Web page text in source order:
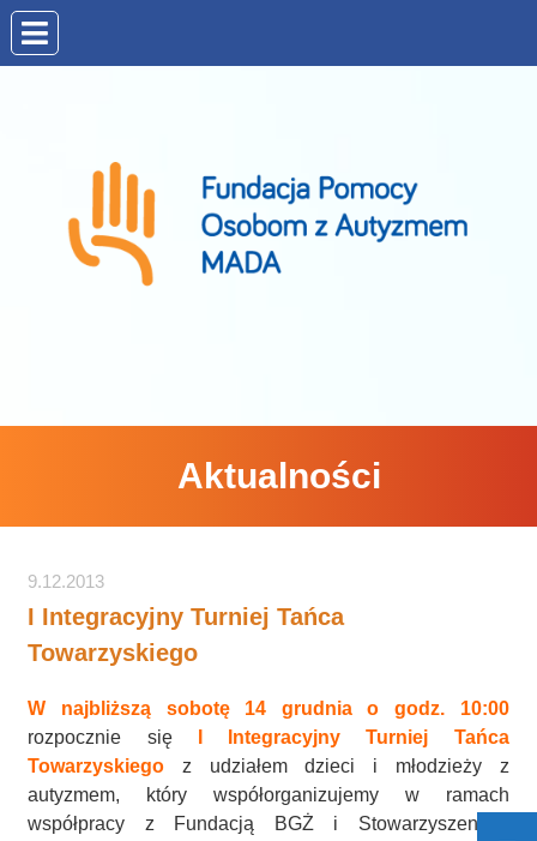
Aktualności
9.12.2013
I Integracyjny Turniej Tańca
Towarzyskiego
W najbliższą sobotę 14 grudnia o godz. 10:00
rozpocznie się
I Integracyjny Turniej Tańca
Towarzyskiego z udziałem dzieci i młodzieży z
autyzmem, który współorganizujemy w ramach
współpracy z Fundacją BGŻ i Stowarzyszeniem